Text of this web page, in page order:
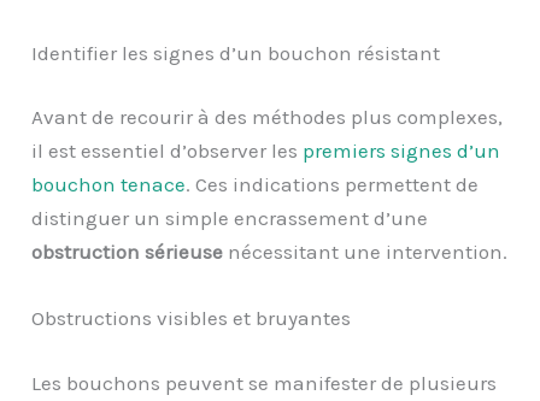
Identifier les signes d’un bouchon résistant
Avant de recourir à des méthodes plus complexes,
il est essentiel d’observer les premiers signes d’un
bouchon tenace. Ces indications permettent de
distinguer un simple encrassement d’une
obstruction sérieuse nécessitant une intervention.
Obstructions visibles et bruyantes
Les bouchons peuvent se manifester de plusieurs